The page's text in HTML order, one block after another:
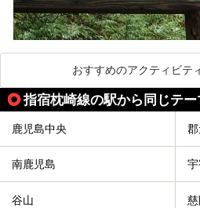
おすすめのアクティビテ
指宿枕崎線の駅から同じテ
鹿児島中央
南鹿児島
谷山